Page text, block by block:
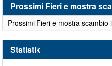
Prossimi Fieri e mostra
Prossimi Fieri e mostra scambio
Statistik